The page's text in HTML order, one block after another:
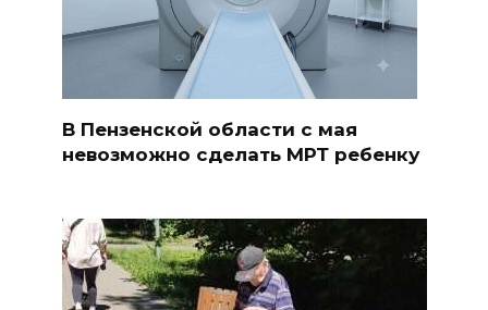
В Пензенской области с мая
невозможно сделать МРТ ребенку